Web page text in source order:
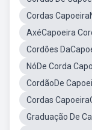
Cordas
AxéCapoeira
Cordões
NóDe Corda
CordãoDe
Cordas
Graduação De